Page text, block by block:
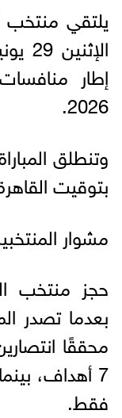
يلتقي منتخب
2026.
وتنطلق
بتوقيت
مشوار
محققًا
7 أهداف،
فقط.